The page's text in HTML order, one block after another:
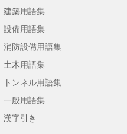
建築用語集
設備用語集
消防設備用語集
土木用語集
トンネル用語集
一般用語集
漢字引き